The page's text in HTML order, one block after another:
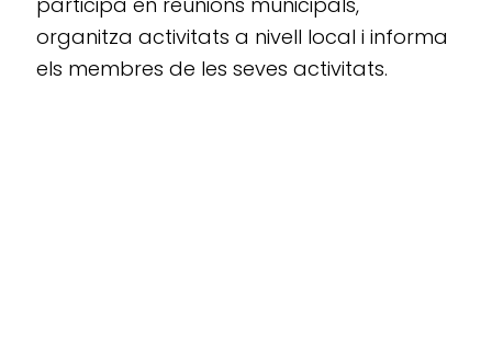
organitza activitats a nivell local i informa
els membres de les seves activitats.